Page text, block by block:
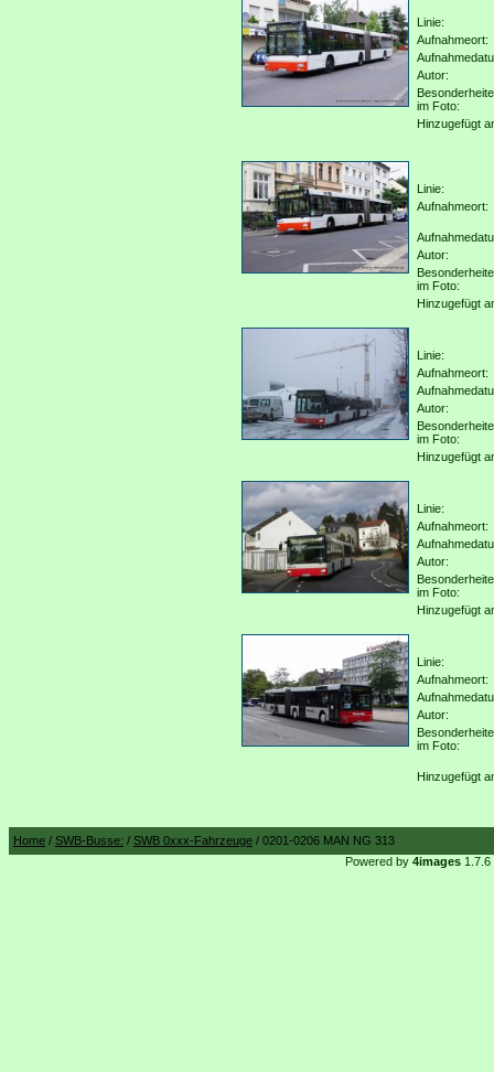
Linie:
Aufnahmeort:
Autor:
im Foto:
Hinzugefügt
Linie:
Aufnahmeort:
Autor:
im Foto:
Hinzugefügt
Linie:
Aufnahmeort:
Autor:
im Foto:
Hinzugefügt
Linie:
Aufnahmeort:
Autor:
im Foto:
Hinzugefügt
Linie:
Aufnahmeort:
Autor:
im Foto:
Hinzugefügt
Home / SWB-Busse: / SWB 0xxx-Fahrzeuge / 0201-0206 MAN NG 313
Powered by 4images1.7.6